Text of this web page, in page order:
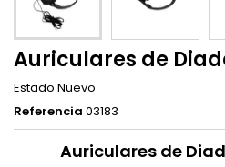
Auriculares de
Estado Nuevo
Referencia 03183
Auriculares de